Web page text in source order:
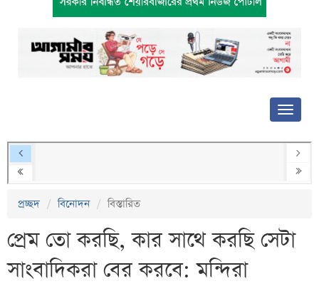
প্রচ্ছদ বিনোদন বিস্তারিত
প্রেম তো করছি, কার সাথে করছি সেটা
সাংবাদিকরা বের করবে: মন্দিরা